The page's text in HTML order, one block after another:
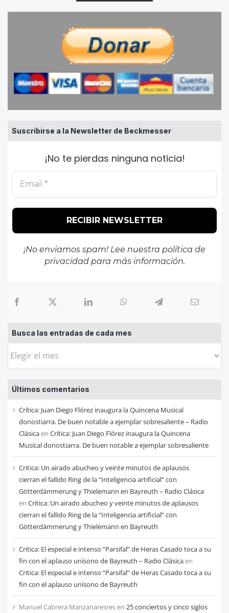
Suscribirse a la Newsletter de Beckmesser
¡No te pierdas ninguna noticia!
¡No enviamos spam! Lee nuestra política de
privacidadpara más información.
Busca las entradas de cada mes
Busca
entradas
de
cada
mes
Últimos comentarios
Crítica: Juan Diego Flórez inaugura la Quincena Musical
donostiarra. De buen notable a ejemplar sobresaliente – Radio
Clásicaen Crítica: Juan Diego Flórez inaugura la Quincena
Musical donostiarra. De buen notable a ejemplar sobresaliente
Critica: Un airado abucheo y veinte minutos de aplausos
cierran el fallido Ring de la “Inteligencia artificial” con
Götterdämmerung y Thielemann en Bayreuth – Radio Clásica
en Critica: Un airado abucheo y veinte minutos de aplausos
cierran el fallido Ring de la “Inteligencia artificial” con
Götterdämmerung y Thielemann en Bayreuth
Critica: El especial e intenso “Parsifal” de Heras Casado toca a su
fin con el aplauso unísono de Bayreuth – Radio Clásicaen
Critica: El especial e intenso “Parsifal” de Heras Casado toca a su
fin con el aplauso unísono de Bayreuth
Manuel Cabrera Manzanaresresen 25 conciertos y cinco siglos